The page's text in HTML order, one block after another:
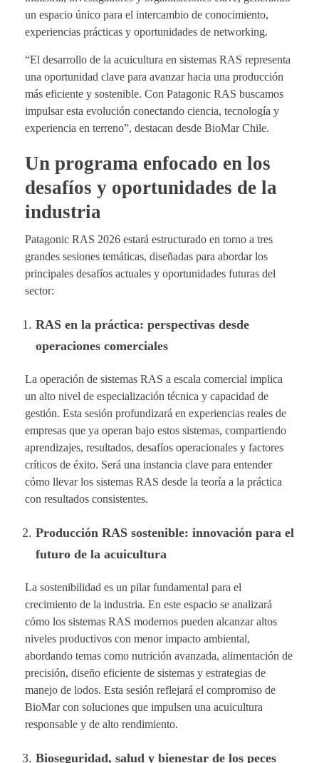
un espacio único para el intercambio de conocimiento,
experiencias prácticas y oportunidades de networking.
“El desarrollo de la acuicultura en sistemas RAS representa
una oportunidad clave para avanzar hacia una producción
más eficiente y sostenible. Con Patagonic RAS buscamos
impulsar esta evolución conectando ciencia, tecnología y
experiencia en terreno”, destacan desde BioMar Chile.
Un programa enfocado en los
desafíos y oportunidades de la
industria
Patagonic RAS 2026 estará estructurado en torno a tres
grandes sesiones temáticas, diseñadas para abordar los
principales desafíos actuales y oportunidades futuras del
sector:
RAS en la práctica: perspectivas desde
operaciones comerciales
La operación de sistemas RAS a escala comercial implica
un alto nivel de especialización técnica y capacidad de
gestión. Esta sesión profundizará en experiencias reales de
empresas que ya operan bajo estos sistemas, compartiendo
aprendizajes, resultados, desafíos operacionales y factores
críticos de éxito. Será una instancia clave para entender
cómo llevar los sistemas RAS desde la teoría a la práctica
con resultados consistentes.
Producción RAS sostenible: innovación para el
futuro de la acuicultura
La sostenibilidad es un pilar fundamental para el
crecimiento de la industria. En este espacio se analizará
cómo los sistemas RAS modernos pueden alcanzar altos
niveles productivos con menor impacto ambiental,
abordando temas como nutrición avanzada, alimentación de
precisión, diseño eficiente de sistemas y estrategias de
manejo de lodos. Esta sesión reflejará el compromiso de
BioMar con soluciones que impulsen una acuicultura
responsable y de alto rendimiento.
Bioseguridad, salud y bienestar de los peces